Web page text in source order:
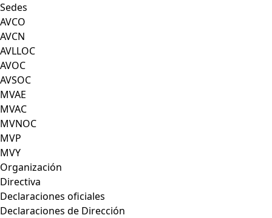
Sedes
AVCO
AVCN
AVLLOC
AVOC
AVSOC
MVAE
MVAC
MVNOC
MVP
MVY
Organización
Directiva
Declaraciones oficiales
Declaraciones de Dirección